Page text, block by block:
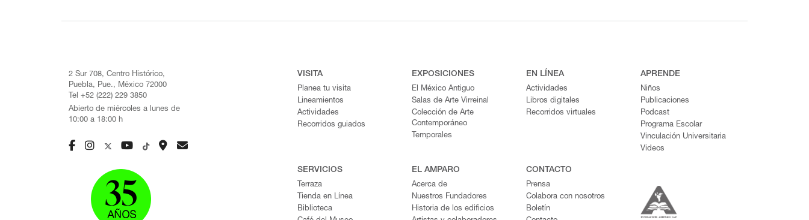
2 Sur 708, Centro Histórico,
Puebla, Pue., México 72000
Tel +52 (222) 229 3850
Abierto de miércoles a lunes de
10:00 a 18:00 h
VISITA
Planea tu visita
Lineamientos
Actividades
Recorridos guiados
EXPOSICIONES
El México Antiguo
Salas de Arte Virreinal
Colección de Arte
Contemporáneo
Temporales
EN LÍNEA
Actividades
Libros digitales
Recorridos virtuales
APRENDE
Niños
Publicaciones
Podcast
Programa Escolar
Vinculación Universitaria
Videos
SERVICIOS
Terraza
Tienda en Línea
Biblioteca
EL AMPARO
Acerca de
Nuestros Fundadores
Historia de los edificios
CONTACTO
Prensa
Colabora con nosotros
Boletín